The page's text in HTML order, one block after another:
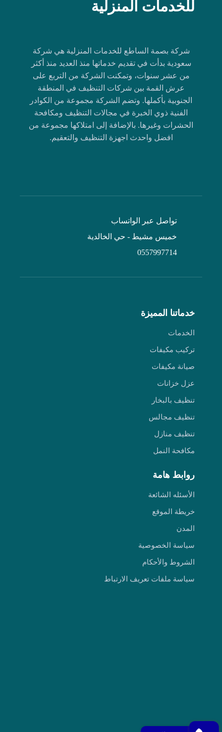
شركة بصمة الساطع للخدمات المنزلية هي شركة
سعودية بدأت في تقديم خدماتها منذ العديد منذ أكثر
من عشر سنوات، وتمكنت الشركة من التربع على
عرش القمة بين شركات التنظيف في المنطقة
الجنوبية بأكملها. وتضم الشركة مجموعة من الكوادر
الفنية ذوي الخبرة في مجالات التنظيف ومكافحة
الحشرات وغيرها. بالإضافة إلى امتلاكها مجموعة من
افضل واحدث اجهزة التنظيف والتعقيم.
تواصل عبر الواتساب
خميس مشيط - حي الخالدية
0557997714
خدماتنا المميزة
الخدمات
تركيب مكيفات
صيانة مكيفات
عزل خزانات
تنظيف بالبخار
تنظيف مجالس
تنظيف منازل
مكافحة النمل
روابط هامة
الأسئله الشائعة
خريطة الموقع
المدن
سياسة الخصوصية
الشروط والأحكام
سياسة ملفات تعريف الارتباط